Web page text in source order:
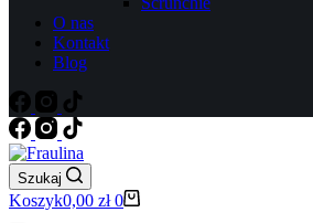
O nas
Kontakt
Blog
Szukaj
Koszyk0,00 zł 0